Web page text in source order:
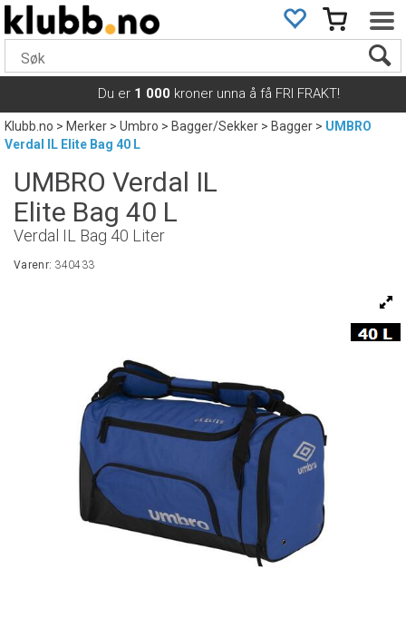
Du er 1 000 kroner unna å få FRI FRAKT!
Klubb.no>Merker>Umbro>Bagger/Sekker>Bagger>UMBRO
Verdal IL Elite Bag 40 L
UMBRO Verdal IL
Elite Bag 40 L
Verdal IL Bag 40 Liter
Varenr: 340433